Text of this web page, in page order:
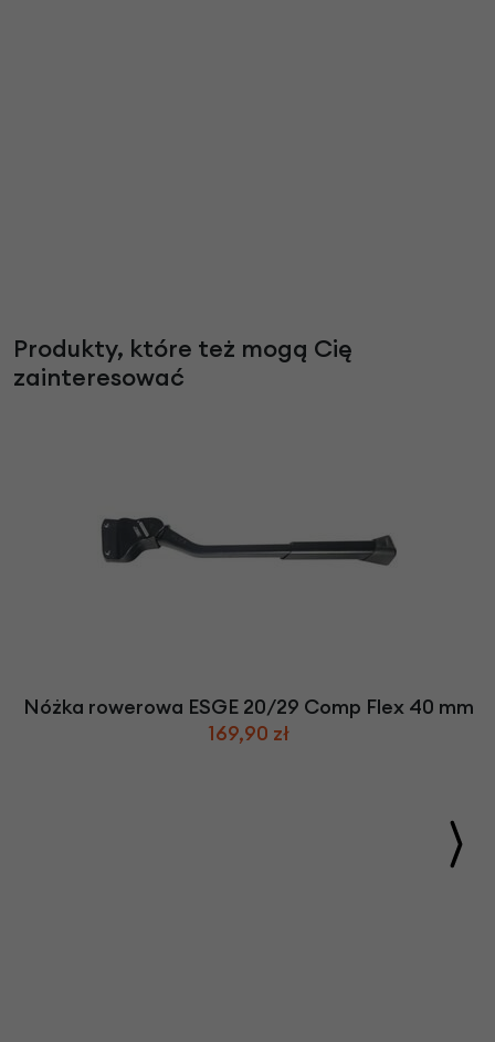
Produkty, które też mogą Cię
zainteresować
Nóżka rowerowa ESGE 20/29 Comp Flex 40 mm
169,90 zł